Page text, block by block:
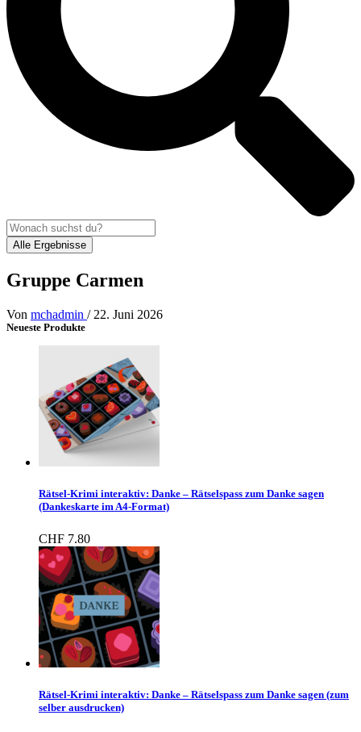
Alle Ergebnisse
Gruppe Carmen
Von mchadmin / 22. Juni 2026
Neueste Produkte
Rätsel-Krimi interaktiv: Danke – Rätselspass zum Danke sagen
(Dankeskarte im A4-Format)
CHF 7.80
Rätsel-Krimi interaktiv: Danke – Rätselspass zum Danke sagen (zum
selber ausdrucken)